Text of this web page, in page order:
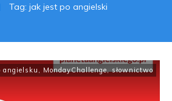
Tag: jak jest po angielski
angielsku MondayChallenge słownictwo